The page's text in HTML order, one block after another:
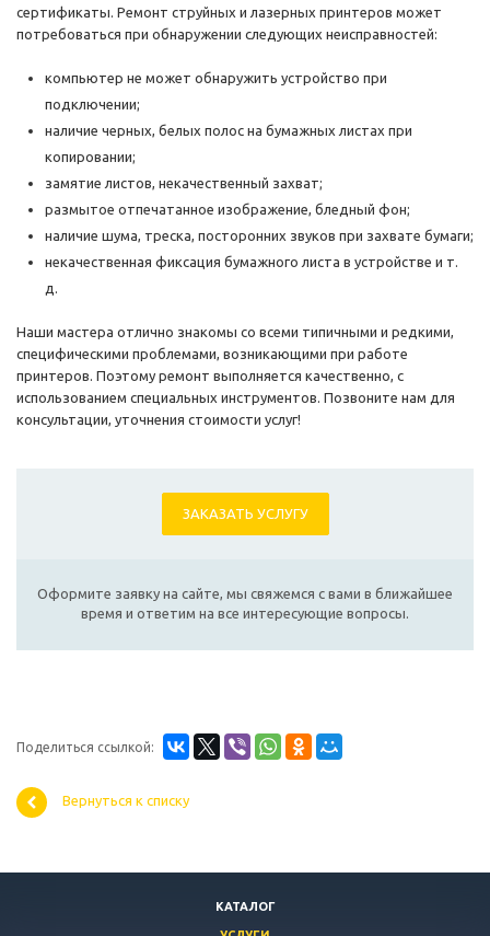
сертификаты. Ремонт струйных и лазерных принтеров может
потребоваться при обнаружении следующих неисправностей:
компьютер не может обнаружить устройство при
подключении;
наличие черных, белых полос на бумажных листах при
копировании;
замятие листов, некачественный захват;
размытое отпечатанное изображение, бледный фон;
наличие шума, треска, посторонних звуков при захвате бумаги;
некачественная фиксация бумажного листа в устройстве и т.
д.
Наши мастера отлично знакомы со всеми типичными и редкими,
специфическими проблемами, возникающими при работе
принтеров. Поэтому ремонт выполняется качественно, с
использованием специальных инструментов. Позвоните нам для
консультации, уточнения стоимости услуг!
ЗАКАЗАТЬ УСЛУГУ
Оформите заявку на сайте, мы свяжемся с вами в ближайшее
время и ответим на все интересующие вопросы.
Поделиться ссылкой:
Вернуться к списку
КАТАЛОГ